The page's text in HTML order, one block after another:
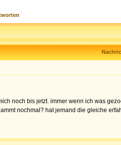
noch bis jetzt. immer wenn ich was
nochmal? hat jemand die gleiche